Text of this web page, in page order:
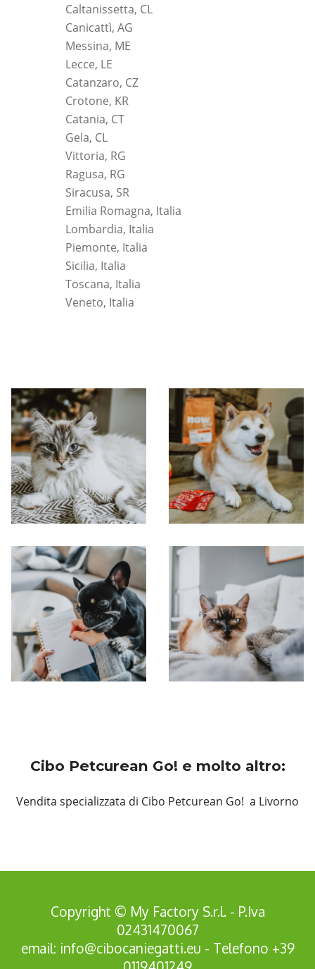
Caltanissetta, CL
Canicattì, AG
Messina, ME
Lecce, LE
Catanzaro, CZ
Crotone, KR
Catania, CT
Gela, CL
Vittoria, RG
Ragusa, RG
Siracusa, SR
Emilia Romagna, Italia
Lombardia, Italia
Piemonte, Italia
Sicilia, Italia
Toscana, Italia
Veneto, Italia
Cibo Petcurean Go! e molto altro:
Vendita specializzata di Cibo Petcurean Go! a Livorno
Copyright © My Factory S.r.l. - P.Iva
02431470067
email: info@cibocaniegatti.eu - Telefono +39